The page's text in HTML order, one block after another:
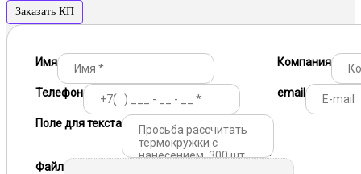
Заказать КП
Имя Компания
Телефон email
Поле для текста
Файл